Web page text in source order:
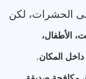
الحشرات، لكن
الأطفال،
داخل المكان.